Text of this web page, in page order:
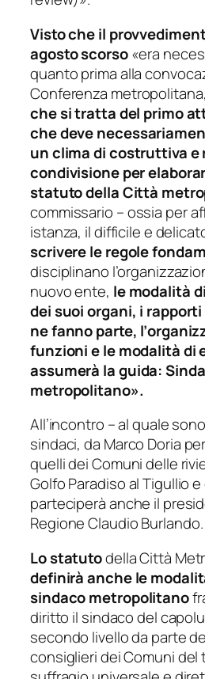
Visto che il
agosto scorso«era
quanto primaalla
Conferenza metropolitana,
che si tratta del primo
che deve
un clima di costruttiva e
condivisione per
statuto della Città
commissario –ossia per
istanza, il difficile e
scrivere le regole
disciplinano
nuovo ente, le modalità
dei suoi organi, i
ne fanno parte,
funzioni e le modalità di
assumerà la guida:
metropolitano».
All’incontro – al quale
sindaci, da Marco Doria
quelli dei Comuni delle
Golfo Paradiso al Tigullio
parteciperà anche il
Regione Claudio Burlando.
Lo statutodella Città
definirà anche le
sindaco metropolitano
diritto il sindaco del
secondo livello da parte
consiglieri dei Comuni del